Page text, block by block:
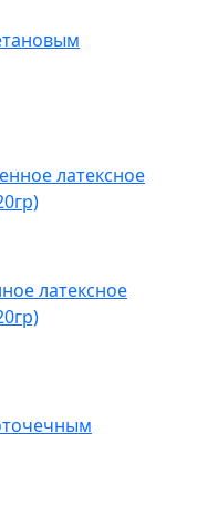
латексное